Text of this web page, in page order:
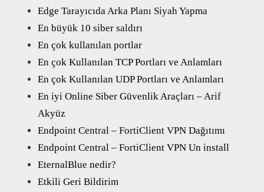
Edge Tarayıcıda Arka Planı Siyah Yapma
En büyük 10 siber saldırı
En çok kullanılan portlar
En çok Kullanılan TCP Portları ve Anlamları
En çok Kullanılan UDP Portları ve Anlamları
En iyi Online Siber Güvenlik Araçları – Arif
Akyüz
Endpoint Central – FortiClient VPN Dağıtımı
Endpoint Central – FortiClient VPN Un install
EternalBlue nedir?
Etkili Geri Bildirim